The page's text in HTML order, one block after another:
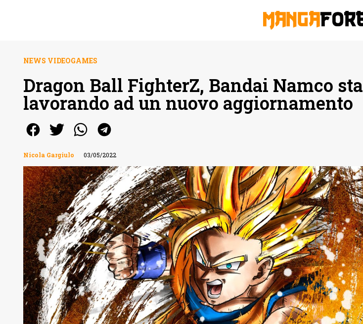
NEWS VIDEOGAMES
Dragon Ball FighterZ, Bandai Namco sta
lavorando ad un nuovo aggiornamento
Nicola Gargiulo 03/05/2022